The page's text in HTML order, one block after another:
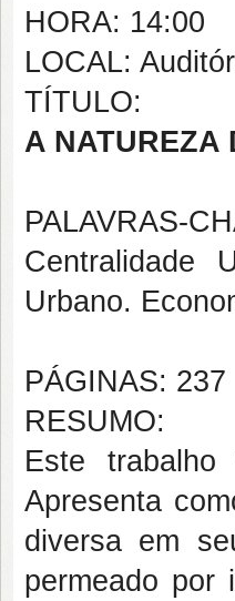
HORA: 14:00
LOCAL:
TÍTULO:
A NATUREZA
PALAVRAS-
Centralidade
Urbano.
PÁGINAS: 237
RESUMO:
Este
Apresenta
diversa em
permeado por